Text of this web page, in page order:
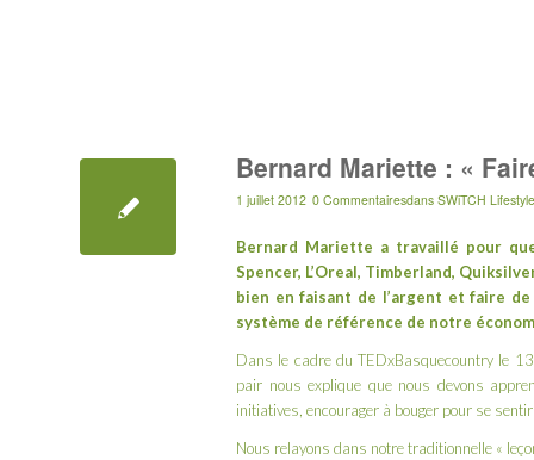
Bernard Mariette : «
1 juillet 2012 0 Commentairesdans SWiTCH Lifestyle
Bernard Mariette a travaillé pour
Spencer, L’Oreal, Timberland,
bien en faisant de l’argent et faire
système de référence de notre
Dans le cadre du TEDxBasquecountry le
pair nous explique que nous devons
initiatives, encourager à bouger pour se
Nous relayons dans notre traditionnelle «